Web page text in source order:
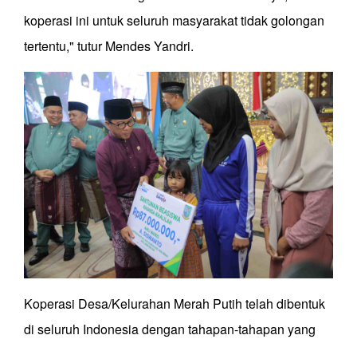
koperasi ini untuk seluruh masyarakat tidak golongan
tertentu," tutur Mendes Yandri.
Koperasi Desa/Kelurahan Merah Putih telah dibentuk
di seluruh Indonesia dengan tahapan-tahapan yang